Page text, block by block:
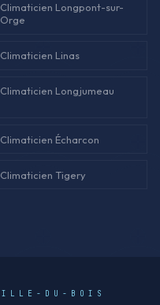
Climaticien Longpont-sur-
Orge
Climaticien Linas
Climaticien Longjumeau
Climaticien Écharcon
Climaticien Tigery
DU-BOIS